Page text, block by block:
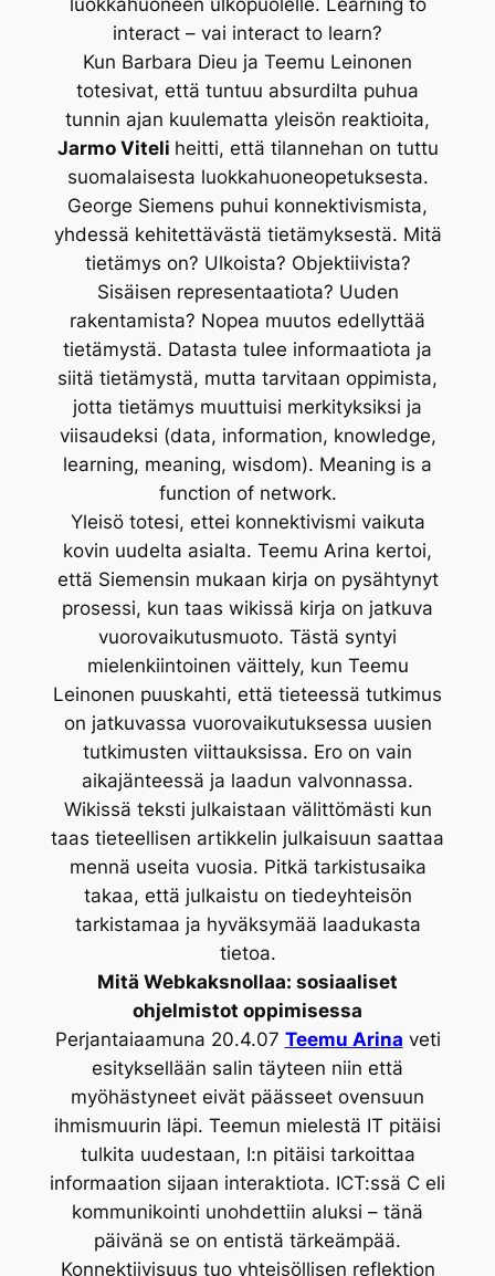
interact – vai interact to learn?
Kun Barbara Dieu ja Teemu Leinonen
totesivat, että tuntuu absurdilta puhua
tunnin ajan kuulematta yleisön reaktioita,
Jarmo Viteli heitti, että tilannehan on tuttu
suomalaisesta luokkahuoneopetuksesta.
George Siemens puhui konnektivismista,
yhdessä kehitettävästä tietämyksestä. Mitä
tietämys on? Ulkoista? Objektiivista?
Sisäisen representaatiota? Uuden
rakentamista? Nopea muutos edellyttää
tietämystä. Datasta tulee informaatiota ja
siitä tietämystä, mutta tarvitaan oppimista,
jotta tietämys muuttuisi merkityksiksi ja
viisaudeksi (data, information, knowledge,
learning, meaning, wisdom). Meaning is a
function of network.
Yleisö totesi, ettei konnektivismi vaikuta
kovin uudelta asialta. Teemu Arina kertoi,
että Siemensin mukaan kirja on pysähtynyt
prosessi, kun taas wikissä kirja on jatkuva
vuorovaikutusmuoto. Tästä syntyi
mielenkiintoinen väittely, kun Teemu
Leinonen puuskahti, että tieteessä tutkimus
on jatkuvassa vuorovaikutuksessa uusien
tutkimusten viittauksissa. Ero on vain
aikajänteessä ja laadun valvonnassa.
Wikissä teksti julkaistaan välittömästi kun
taas tieteellisen artikkelin julkaisuun saattaa
mennä useita vuosia. Pitkä tarkistusaika
takaa, että julkaistu on tiedeyhteisön
tarkistamaa ja hyväksymää laadukasta
tietoa.
Mitä Webkaksnollaa: sosiaaliset
ohjelmistot oppimisessa
Perjantaiaamuna 20.4.07 Teemu Arina veti
esityksellään salin täyteen niin että
myöhästyneet eivät päässeet ovensuun
ihmismuurin läpi. Teemun mielestä IT pitäisi
tulkita uudestaan, I:n pitäisi tarkoittaa
informaation sijaan interaktiota. ICT:ssä C eli
kommunikointi unohdettiin aluksi – tänä
päivänä se on entistä tärkeämpää.
Konnektiivisuus tuo yhteisöllisen reflektion